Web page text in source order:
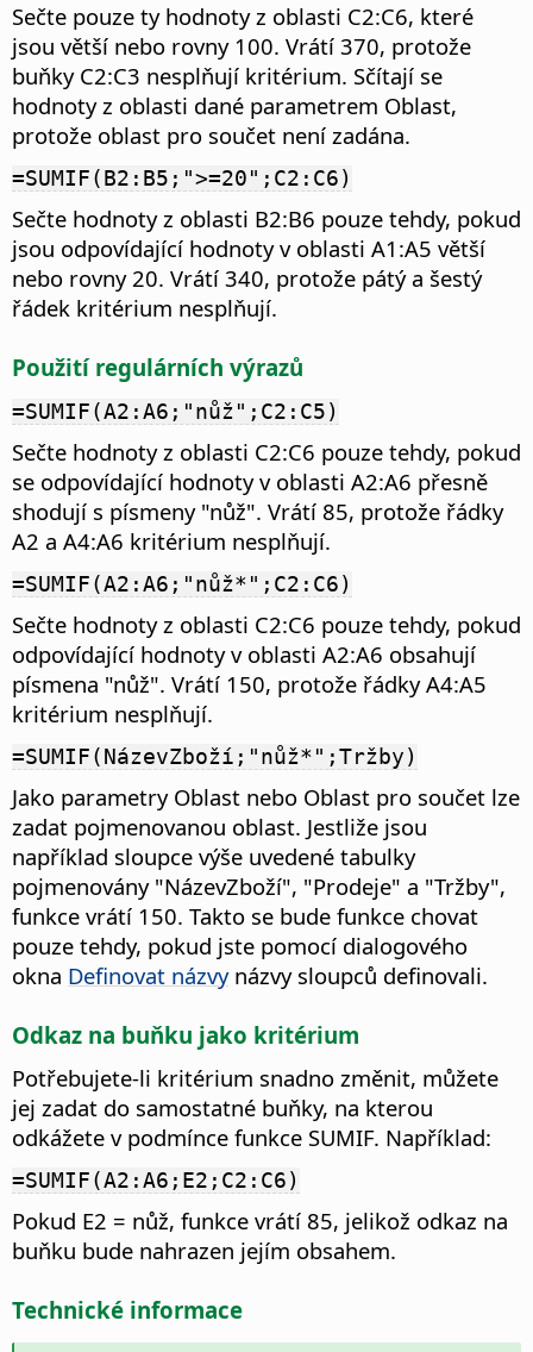
Sečte pouze ty hodnoty z oblasti C2:C6, které
jsou větší nebo rovny 100. Vrátí 370, protože
buňky C2:C3 nesplňují kritérium. Sčítají se
hodnoty z oblasti dané parametrem Oblast,
protože oblast pro součet není zadána.
=SUMIF(B2:B5;">=20";C2:C6)
Sečte hodnoty z oblasti B2:B6 pouze tehdy, pokud
jsou odpovídající hodnoty v oblasti A1:A5 větší
nebo rovny 20. Vrátí 340, protože pátý a šestý
řádek kritérium nesplňují.
Použití regulárních výrazů
=SUMIF(A2:A6;"nůž";C2:C5)
Sečte hodnoty z oblasti C2:C6 pouze tehdy, pokud
se odpovídající hodnoty v oblasti A2:A6 přesně
shodují s písmeny "nůž". Vrátí 85, protože řádky
A2 a A4:A6 kritérium nesplňují.
=SUMIF(A2:A6;"nůž*";C2:C6)
Sečte hodnoty z oblasti C2:C6 pouze tehdy, pokud
odpovídající hodnoty v oblasti A2:A6 obsahují
písmena "nůž". Vrátí 150, protože řádky A4:A5
kritérium nesplňují.
=SUMIF(NázevZboží;"nůž*";Tržby)
Jako parametry Oblast nebo Oblast pro součet lze
zadat pojmenovanou oblast. Jestliže jsou
například sloupce výše uvedené tabulky
pojmenovány "NázevZboží", "Prodeje" a "Tržby",
funkce vrátí 150. Takto se bude funkce chovat
pouze tehdy, pokud jste pomocí dialogového
okna Definovat názvynázvy sloupců definovali.
Odkaz na buňku jako kritérium
Potřebujete-li kritérium snadno změnit, můžete
jej zadat do samostatné buňky, na kterou
odkážete v podmínce funkce SUMIF. Například:
=SUMIF(A2:A6;E2;C2:C6)
Pokud E2 = nůž, funkce vrátí 85, jelikož odkaz na
buňku bude nahrazen jejím obsahem.
Technické informace